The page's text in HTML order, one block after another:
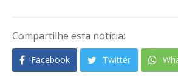
Compartilhe esta notícia:
Facebook Twitter